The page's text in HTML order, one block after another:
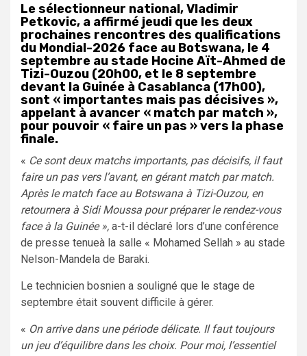
Le sélectionneur national, Vladimir
Petkovic, a affirmé jeudi que les deux
prochaines rencontres des qualifications
du Mondial-2026 face au Botswana, le 4
septembre au stade Hocine Aït-Ahmed de
Tizi-Ouzou (20h00, et le 8 septembre
devant la Guinée à Casablanca (17h00),
sont « importantes mais pas décisives »,
appelant à avancer « match par match »,
pour pouvoir « faire un pas » vers la phase
finale.
« Ce sont deux matchs importants, pas décisifs, il faut
faire un pas vers l’avant, en gérant match par match.
Après le match face au Botswana à Tizi-Ouzou, en
retournera à Sidi Moussa pour préparer le rendez-vous
face à la Guinée », a-t-il déclaré lors d’une conférence
de presse tenueà la salle « Mohamed Sellah » au stade
Nelson-Mandela de Baraki.
Le technicien bosnien a souligné que le stage de
septembre était souvent difficile à gérer.
« On arrive dans une période délicate. Il faut toujours
un jeu d’équilibre dans les choix. Pour moi, l’essentiel